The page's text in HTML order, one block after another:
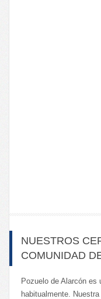
NUESTROS
COMUNIDAD
Pozuelo de Alarcón es
habitualmente.